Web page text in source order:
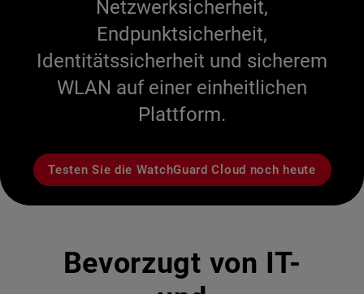
Netzwerksicherheit,
Endpunktsicherheit,
Identitätssicherheit und sicherem
WLAN auf einer einheitlichen
Plattform.
Testen Sie die WatchGuard Cloud noch heute
Bevorzugt von IT-